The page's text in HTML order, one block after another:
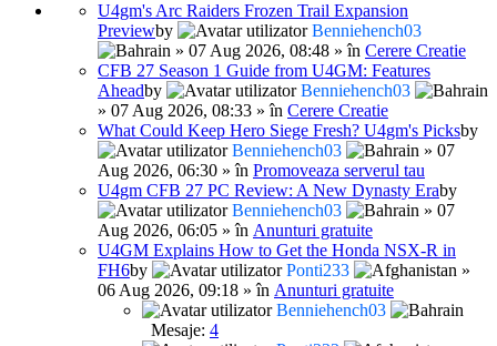
U4gm's Arc Raiders Frozen Trail Expansion
Previewby
Benniehench03
» 07 Aug 2026, 08:48 » în Cerere Creatie
CFB 27 Season 1 Guide from U4GM: Features
Aheadby
Benniehench03
» 07 Aug 2026, 08:33 » în Cerere Creatie
What Could Keep Hero Siege Fresh? U4gm's Picksby
Benniehench03
» 07
Aug 2026, 06:30 » în Promoveaza serverul tau
U4gm CFB 27 PC Review: A New Dynasty Eraby
Benniehench03
» 07
Aug 2026, 06:05 » în Anunturi gratuite
U4GM Explains How to Get the Honda NSX-R in
FH6by Ponti233
»
06 Aug 2026, 09:18 » în Anunturi gratuite
Benniehench03
Mesaje: 4